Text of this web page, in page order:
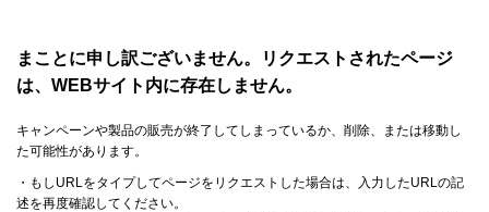
まことに申し訳ございません。リクエストされたページ
は、WEBサイト内に存在しません。
キャンペーンや製品の販売が終了してしまっているか、削除、または移動し
た可能性があります。
・もしURLをタイプしてページをリクエストした場合は、入力したURLの記
述を再度確認してください。